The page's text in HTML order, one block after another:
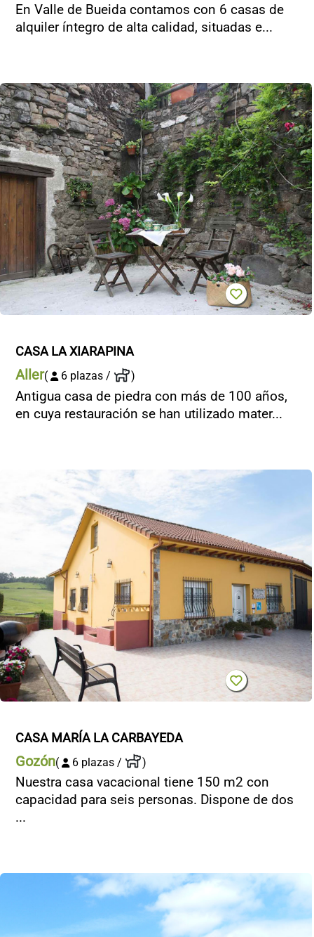
En Valle de Bueida contamos con 6 casas de
alquiler íntegro de alta calidad, situadas e...
CASA LA XIARAPINA
Aller( 6 plazas / )
Antigua casa de piedra con más de 100 años,
en cuya restauración se han utilizado mater...
CASA MARÍA LA CARBAYEDA
Gozón( 6 plazas / )
Nuestra casa vacacional tiene 150 m2 con
capacidad para seis personas. Dispone de dos
...